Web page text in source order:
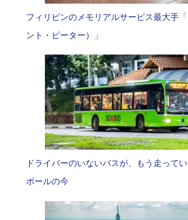
フィリピンのメモリアルサービス最大手
ント・ピーター）」
ドライバーのいないバスが、もう走って
ポールの今